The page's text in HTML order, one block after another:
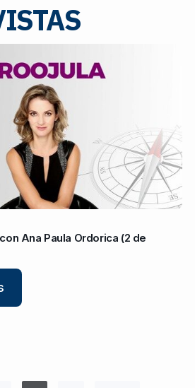
Ana Paula Ordorica (2 de